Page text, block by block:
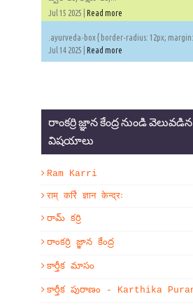
Jul 15 2025 | Read more
.ayurveda-box { border-radius: 12px;
Jul 14 2025 | Read more
రాంకర్రి జ్ఞాన కేంద్ర నుండి
విషయాలు
Ram Karri
राम् कर्रि ज्ञान केन्द्रः
రామ్ కర్రి
రాంకర్రి జ్ఞాన కేంద్ర
కార్తీక మాసం
కార్తీక పురాణం - Karthika